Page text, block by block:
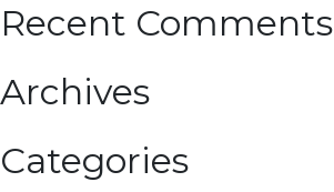
Recent Comments
Archives
Categories